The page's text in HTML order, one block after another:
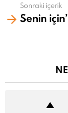
Sonraki içerik
Senin için’